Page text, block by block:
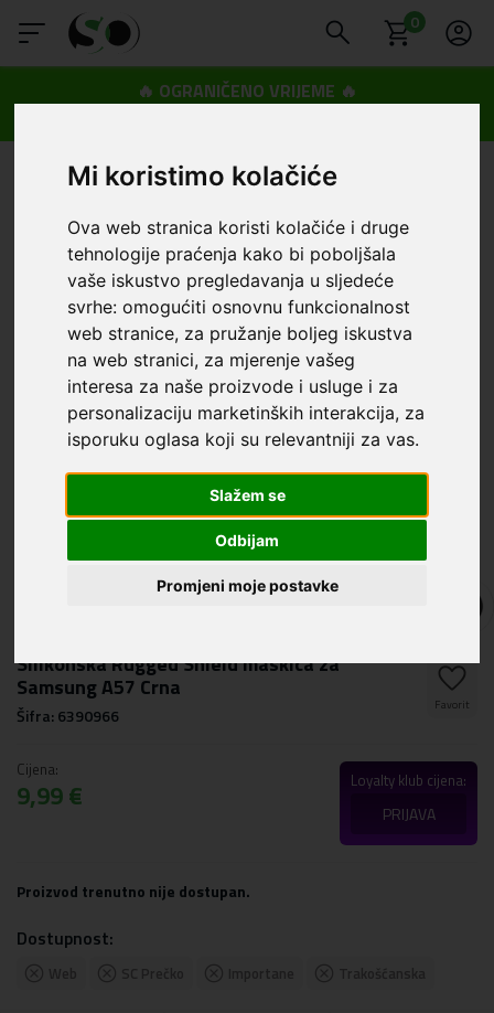
Mi koristimo kolačiće
Ova web stranica koristi kolačiće i druge
tehnologije praćenja kako bi poboljšala
vaše iskustvo pregledavanja u sljedeće
svrhe:omogućiti osnovnu funkcionalnost
web stranice, za pružanje boljeg iskustva
na web stranici, za mjerenje vašeg
interesa za naše proizvode i usluge i za
personalizaciju marketinških interakcija, za
isporuku oglasa koji su relevantniji za vas.
Slažem se
Odbijam
Promjeni moje postavke
0
🔥 OGRANIČENO VRIJEME 🔥
Silikonska Rugged Shield maskica za
Samsung A57 Crna
Šifra: 6390966 Favorit
Cijena:
9,99 € Loyalty klub cijena:
PRIJAVA
Proizvod trenutno nije dostupan.
Dostupnost: